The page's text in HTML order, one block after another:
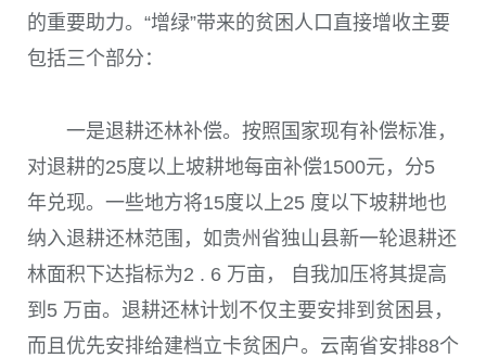
的重要助力。“增绿”带来的贫困人口直接增收主要
包括三个部分：
一是退耕还林补偿。按照国家现有补偿标准，
对退耕的25度以上坡耕地每亩补偿1500元，分5
年兑现。一些地方将15度以上25 度以下坡耕地也
纳入退耕还林范围，如贵州省独山县新一轮退耕还
林面积下达指标为2 . 6 万亩， 自我加压将其提高
到 5 万亩。退耕还林计划不仅主要安排到贫困县，
而且优先安排给建档立卡贫困户。云南省安排88个